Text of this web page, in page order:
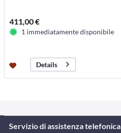
411,00 €
1 immediatamente disponibile
Details
Servizio di assistenza telefonica